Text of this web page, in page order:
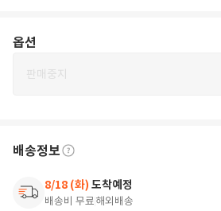
옵션
판매중지
배송정보
8/18 (화) 도착예정
배송비 무료해외배송